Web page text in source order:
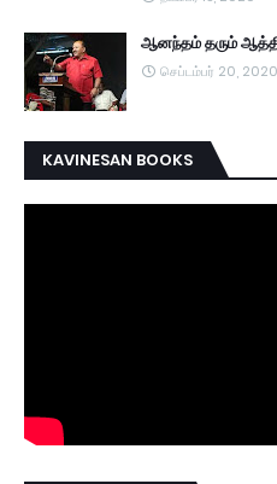
ஆனந்தம் தரும்
செப்டம்பர் 20, 2020
KAVINESAN BOOKS